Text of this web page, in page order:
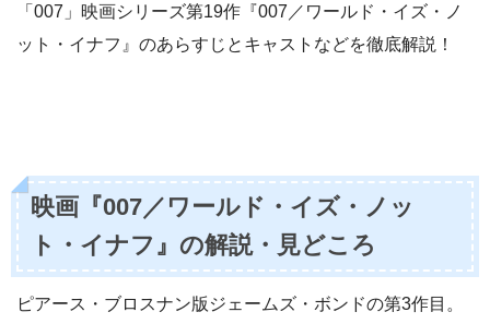
「007」映画シリーズ第19作『007／ワールド・イズ・ノ
ット・イナフ』のあらすじとキャストなどを徹底解説！
映画『007／ワールド・イズ・ノッ
ト・イナフ』の解説・見どころ
ピアース・ブロスナン版ジェームズ・ボンドの第3作目。